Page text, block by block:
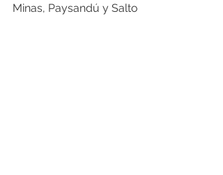
Minas, Paysandú y Salto